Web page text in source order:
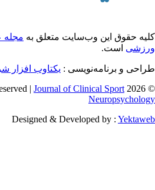
حقوق این وب‌سایت متعلق بهمجله
است.
و برنامه‌نویسی : یکتاوب افزار شرق
©
Journal of Clinical Sport
Designed & Developed by :